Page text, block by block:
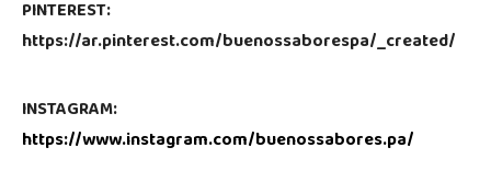
PINTEREST:
https://ar.pinterest.com/buenossaborespa/_created/
INSTAGRAM:
https://www.instagram.com/buenossabores.pa/